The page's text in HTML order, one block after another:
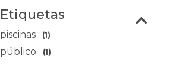
Etiquetas
piscinas (1)
público (1)